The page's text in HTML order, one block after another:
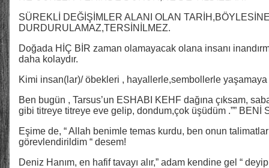
SÜREKLİ DEĞİŞİMLER ALANI OLAN
DURDURULAMAZ,TERSİNİLMEZ.
Doğada HİÇ BİR zaman olamayacak olana insanı
daha kolaydır.
Kimi insan(lar)/ öbekleri , hayallerle,sembollerle yaşamaya
Ben bugün , Tarsus’un ESHABI KEHF dağına çıksam,
gibi titreye titreye eve gelip, dondum,çok üşüdüm .”” BENİ
Eşime de, “ Allah benimle temas kurdu, ben onun
görevlendirildim “ desem!
Deniz Hanım, en hafif tavayı alır,” adam kendine gel “